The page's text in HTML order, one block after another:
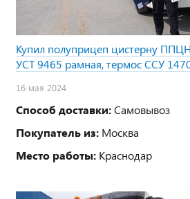
Купил полуприцеп цистерну
УСТ 9465 рамная, термос ССУ
16 мая 2024
Способ доставки:Самовывоз
Покупатель из: Москва
Место работы: Краснодар